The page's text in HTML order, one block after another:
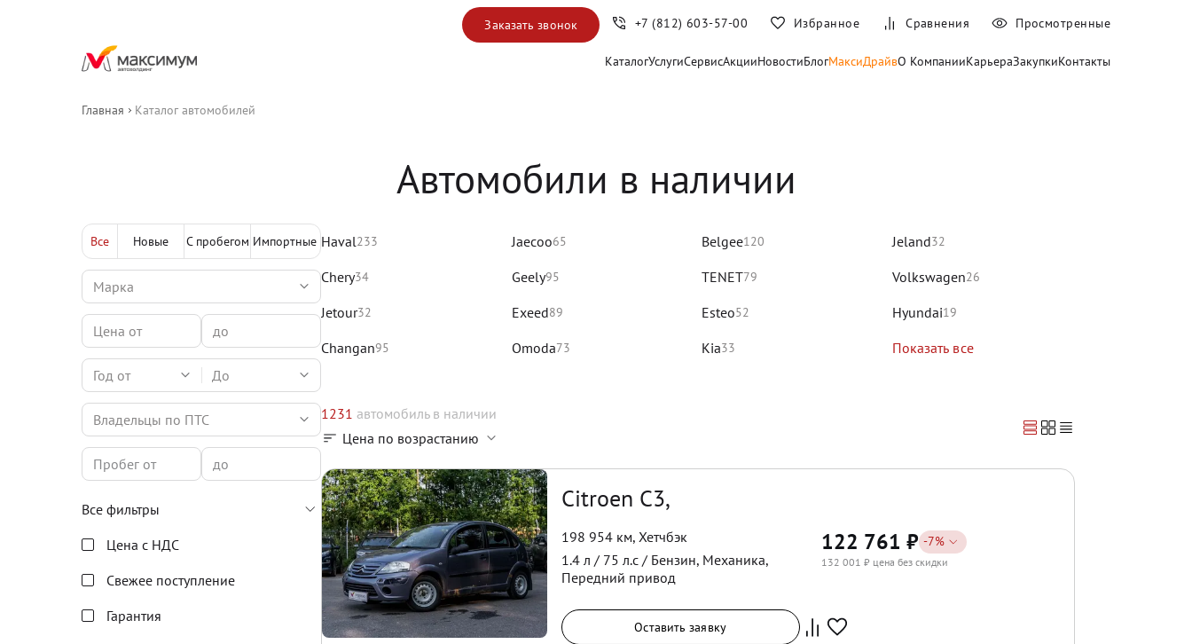
КаталогУслугиСервисАкцииНовостиБлогМаксиДрайвО КомпанииКарьераЗакупкиКонтакты
Заказать звонок +7 (812) 603-57-00 Избранное Сравнения Просмотренные
Главная Каталог автомобилей
Автомобили в наличии
Все Новые С пробегом Импортные
Год от До
Владельцы по ПТС
Все фильтры
Цена с НДС
Свежее поступление
Гарантия
Haval233
Chery34
Jetour32
Changan95
Jaecoo65
Geely95
Exeed89
Omoda73
Belgee120
TENET79
Esteo52
Kia33
Jeland32
Volkswagen26
Hyundai19
Показать все
1231 автомобильв наличии
Цена по возрастанию
Citroen C3,
198 954 км, Хетчбэк
1.4л / 75 л.с / Бензин, Механика,
Передний привод
122 761 ₽ -7%
132 001 ₽ цена без скидки
Оставить заявку